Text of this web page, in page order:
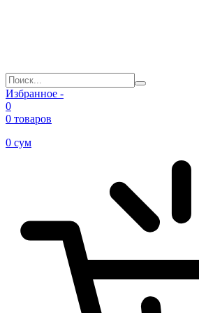
Избранное -
0
0 товаров
0 сум